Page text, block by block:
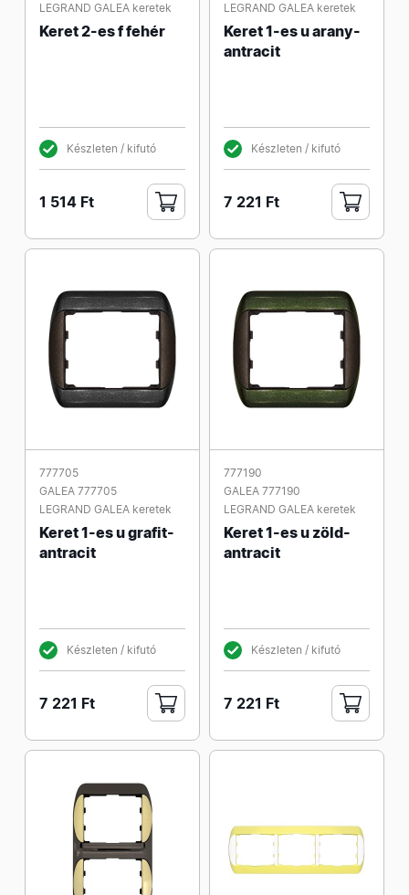
LEGRAND GALEA keretek
Keret 2-es f fehér
Készleten / kifutó
1 514 Ft
LEGRAND GALEA keretek
Keret 1-es u arany-
antracit
Készleten / kifutó
7 221 Ft
777705
GALEA 777705
LEGRAND GALEA keretek
Keret 1-es u grafit-
antracit
Készleten / kifutó
7 221 Ft
777190
GALEA 777190
LEGRAND GALEA keretek
Keret 1-es u zöld-
antracit
Készleten / kifutó
7 221 Ft